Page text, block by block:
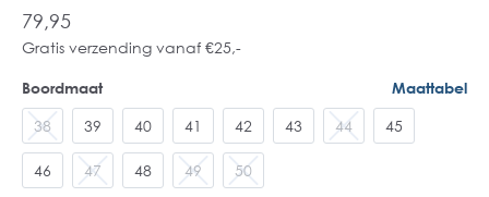
79,95
Gratis verzending vanaf €25,-
Boordmaat Maattabel
38 39 40 41 42 43 44 45
46 47 48 49 50